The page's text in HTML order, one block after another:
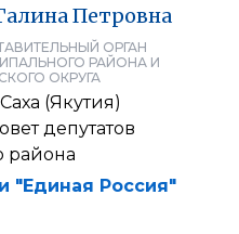
Петровна
ОРГАН
РАЙОНА И
ОКРУГА
(Якутия)
депутатов
района
"Единая Россия"